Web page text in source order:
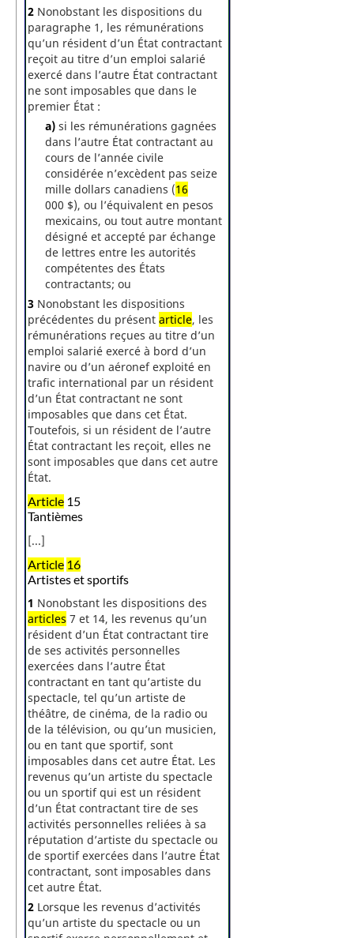
2 Nonobstant les dispositions du
paragraphe 1, les rémunérations
qu’un résident d’un État contractant
reçoit au titre d’un emploi salarié
exercé dans l’autre État contractant
ne sont imposables que dans le
premier État :
a)si les rémunérations gagnées
dans l’autre État contractant au
cours de l’année civile
considérée n’excèdent pas seize
mille dollars canadiens (16
000 $), ou l’équivalent en pesos
mexicains, ou tout autre montant
désigné et accepté par échange
de lettres entre les autorités
compétentes des États
contractants; ou
3 Nonobstant les dispositions
précédentes du présent article, les
rémunérations reçues au titre d’un
emploi salarié exercé à bord d’un
navire ou d’un aéronef exploité en
trafic international par un résident
d’un État contractant ne sont
imposables que dans cet État.
Toutefois, si un résident de l’autre
État contractant les reçoit, elles ne
sont imposables que dans cet autre
État.
Article 15
Tantièmes
[...]
Article 16
Artistes et sportifs
1 Nonobstant les dispositions des
articles 7 et 14, les revenus qu’un
résident d’un État contractant tire
de ses activités personnelles
exercées dans l’autre État
contractant en tant qu’artiste du
spectacle, tel qu’un artiste de
théâtre, de cinéma, de la radio ou
de la télévision, ou qu’un musicien,
ou en tant que sportif, sont
imposables dans cet autre État. Les
revenus qu’un artiste du spectacle
ou un sportif qui est un résident
d’un État contractant tire de ses
activités personnelles reliées à sa
réputation d’artiste du spectacle ou
de sportif exercées dans l’autre État
contractant, sont imposables dans
cet autre État.
2 Lorsque les revenus d’activités
qu’un artiste du spectacle ou un